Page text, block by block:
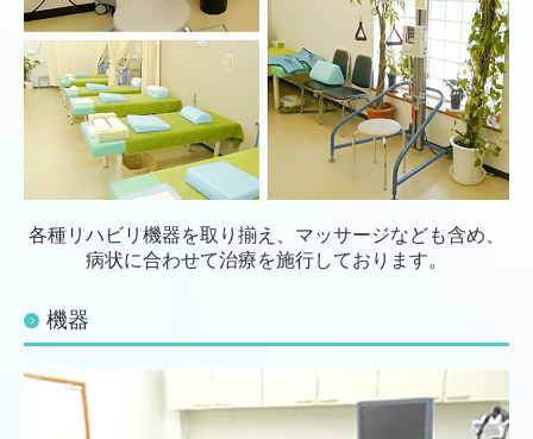
各種リハビリ機器を取り揃え、マッサージなども含め、
病状に合わせて治療を施行しております。
機器